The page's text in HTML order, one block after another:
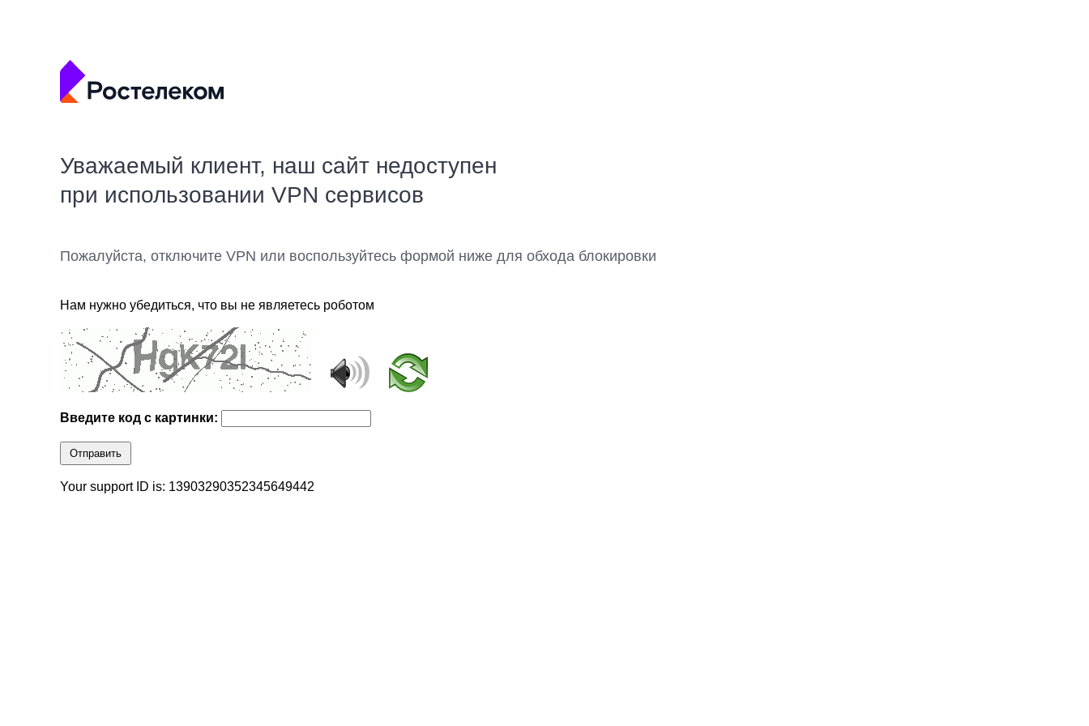
Уважаемый клиент, наш сайт недоступен
при использовании VPN сервисов
Пожалуйста, отключите VPN или воспользуйтесь формой ниже для обхода блокировки
Нам нужно убедиться, что вы не являетесь роботом
Введите код с картинки:
Отправить
Your support ID is: 13903290352345649442